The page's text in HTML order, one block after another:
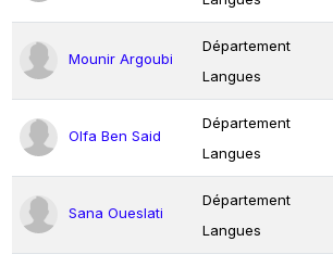
Mounir Argoubi
Département
Langues
Olfa Ben Said
Département
Langues
Sana Oueslati
Département
Langues